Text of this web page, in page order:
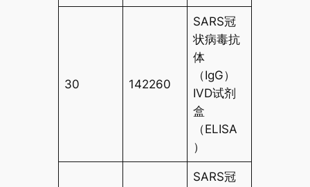
30 142260
SARS冠
状病毒抗
体
（IgG）
IVD试剂
盒
（ELISA
）
SARS冠